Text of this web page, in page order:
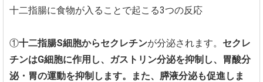
十二指腸に食物が入ることで起こる3つの反応
①十二指腸S細胞からセクレチンが分泌されます。 セクレ
チンはG細胞に作用し、ガストリン分泌を抑制し、胃酸分
泌・胃の運動を抑制します。また、膵液分泌も促進しま